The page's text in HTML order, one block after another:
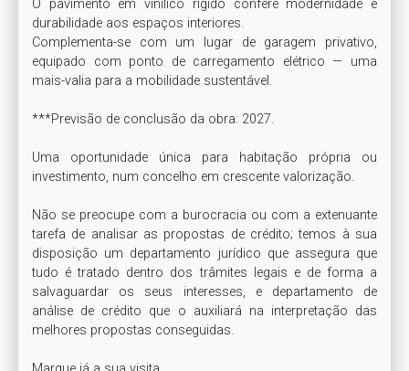
O pavimento em vinílico rígido confere modernidade e
durabilidade aos espaços interiores.
Complementa-se com um lugar de garagem privativo,
equipado com ponto de carregamento elétrico — uma
mais-valia para a mobilidade sustentável.
***Previsão de conclusão da obra: 2027.
Uma oportunidade única para habitação própria ou
investimento, num concelho em crescente valorização.
Não se preocupe com a burocracia ou com a extenuante
tarefa de analisar as propostas de crédito; temos à sua
disposição um departamento jurídico que assegura que
tudo é tratado dentro dos trâmites legais e de forma a
salvaguardar os seus interesses, e departamento de
análise de crédito que o auxiliará na interpretação das
melhores propostas conseguidas.